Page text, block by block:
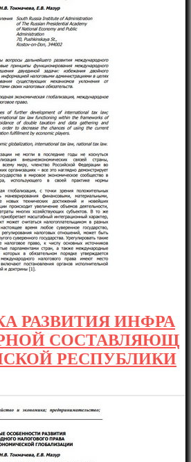
РАЗВИТИЯ ИНФРА
СОСТАВЛЯЮЩ
РЕСПУБЛИКИ